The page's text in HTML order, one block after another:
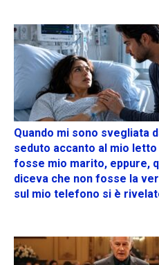
Quando mi sono svegliata
seduto accanto al mio
fosse mio marito, eppure,
diceva che non fosse la
sul mio telefono si è